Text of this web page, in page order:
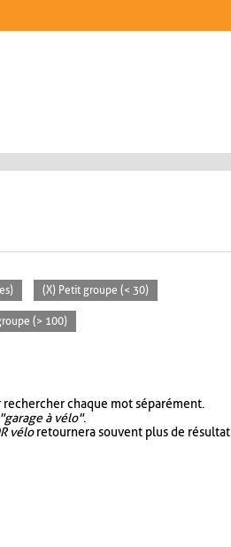
(X) Petit groupe (< 30)
(> 100)
chaque mot séparément.
"garage à vélo".
véloretournera souvent plus de résultat